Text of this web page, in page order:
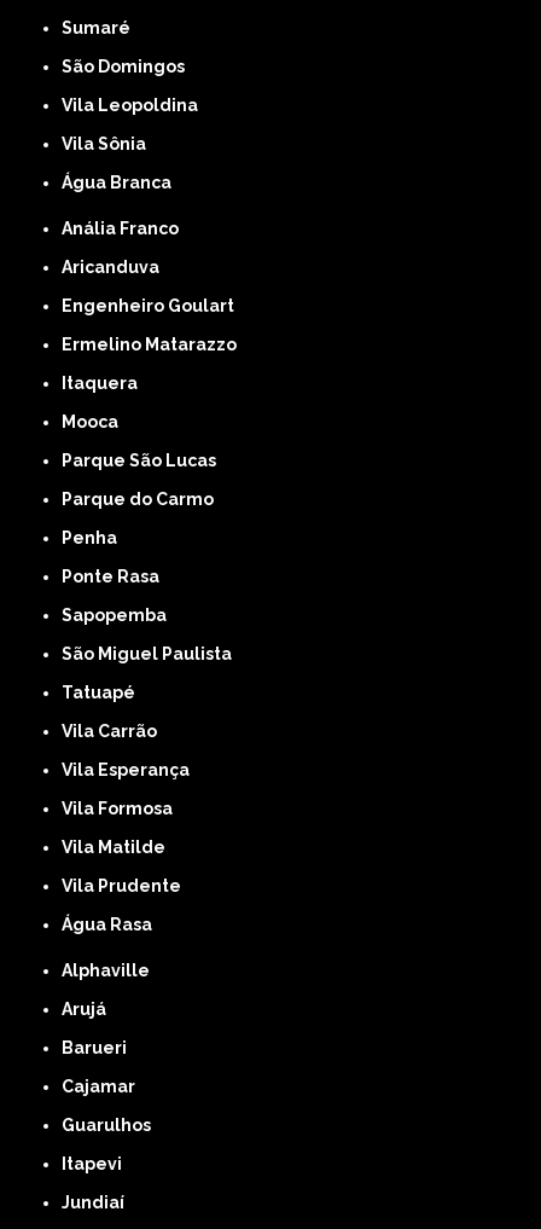
Sumaré
São Domingos
Vila Leopoldina
Vila Sônia
Água Branca
Anália Franco
Aricanduva
Engenheiro Goulart
Ermelino Matarazzo
Itaquera
Mooca
Parque São Lucas
Parque do Carmo
Penha
Ponte Rasa
Sapopemba
São Miguel Paulista
Tatuapé
Vila Carrão
Vila Esperança
Vila Formosa
Vila Matilde
Vila Prudente
Água Rasa
Alphaville
Arujá
Barueri
Cajamar
Guarulhos
Itapevi
Jundiaí